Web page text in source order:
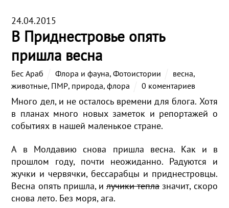
24.04.2015
В Приднестровье опять
пришла весна
Бес Араб Флора и фауна,Фотоистории весна,
животные, ПМР, природа,флора 0 коментариев
Много дел, и не осталось времени для блога. Хотя
в планах много новых заметок и репортажей о
событиях в нашей маленькое стране.
А в Молдавию снова пришла весна. Как и в
прошлом году, почти неожиданно. Радуются и
жучки и червячки, бессарабцы и приднестровцы.
Весна опять пришла, илучики теплазначит, скоро
снова лето. Без моря, ага.